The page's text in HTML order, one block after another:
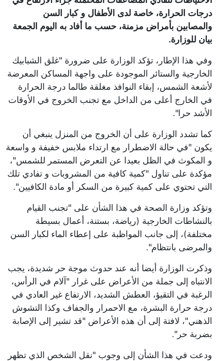
درجات الحرارة، خاصة لدى الأطفال و كبار السن
والمصابين بأمراض مزمنة، حسب ما أفاد به اليوم الجمعة
بيان للوزارة.
وفي هذا الإطار، تؤكد الوزارة على ضرورة "غلق الشبابيك
الخارجية والستائر الموجودة على واجهة المساكن المعرضة
لأشعة الشمس، إبقاء النوافذ مغلقة طالما درجة الحرارة
في الخارج أعلى من الداخل مع تجنب الخروج في الأوقات
الأشد حرا".
كما تشدد الوزارة على أن الخروج من المنزل ينبغي أن
يكون "في حالة الاضطرار مع ارتداء ملابس خفيفة و واسعة
و المكوث في الظل بعيدا عن التعرض المستمر للشمس"،
مؤكدة على تناول "كمية كافية من المشروبات و تفادي تلك
التي تحتوي على كمية كبيرة من السكر أو مادة الكافيين".
وتؤكد وزارة الصحة في هذا الشأن على "تجنب القيام
بالنشاطات الخارجية (رياضة، بستنة، أعمال بسيطة
مختلفة)، إلى جانب المواظبة على إعطاء الماء لكبار السن
والمرضى بانتظام".
وذكرت الوزارة أيضا أنه عند حدوث موجة حر شديدة، يجب
الانتباه إلى جملة من الأعراض على غرار "آلام في الرأس،
الرغبة في التقيؤ، العطش الشديد، الارتفاع غير العادي في
درجة حرارة البشرة، مع الاحمرار والجفاف وكذا التشوش
الذهني"، لافتة إلى أن هذه الأعراض "قد تشير إلى الإصابة
بضربة حر".
ودعت في هذا الشأن إلى وجوب "نقل الشخص الذي تظهر